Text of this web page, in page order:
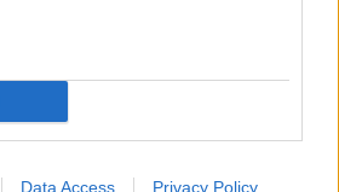
Data Access Privacy Policy